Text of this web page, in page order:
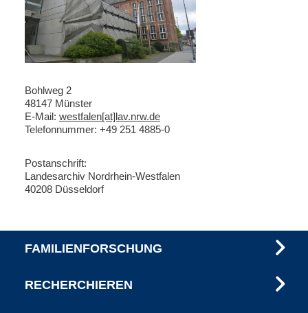
Bohlweg 2
48147 Münster
E-Mail: westfalen[at]lav.nrw.de
Telefonnummer: +49 251 4885-0
Postanschrift:
Landesarchiv Nordrhein-Westfalen
40208 Düsseldorf
FAMILIENFORSCHUNG
RECHERCHIEREN